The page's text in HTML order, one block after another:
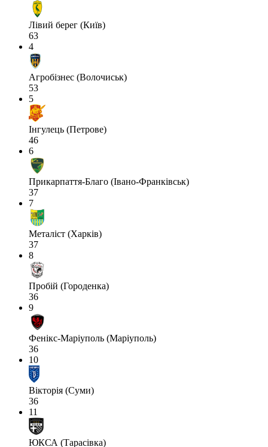
Лівий берег (Київ)
63
4
Агробізнес (Волочиськ)
53
5
Інгулець (Петрове)
46
6
Прикарпаття-Благо (Івано-Франківськ)
37
7
Металіст (Харків)
37
8
Пробій (Городенка)
36
9
Фенікс-Маріуполь (Маріуполь)
36
10
Вікторія (Суми)
36
11
ЮКСА (Тарасівка)